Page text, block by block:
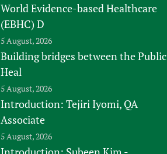
World Evidence-based Healthcare
(EBHC) D
5 August, 2026
Building bridges between the Public
Heal
5 August, 2026
Introduction: Tejiri Iyomi, QA
Associate
5 August, 2026